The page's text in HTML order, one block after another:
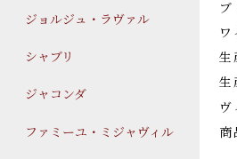
ジョルジュ・ラヴァル
シャブリ
ジャコンダ
ファミーユ・ミジャヴィル
ヴ